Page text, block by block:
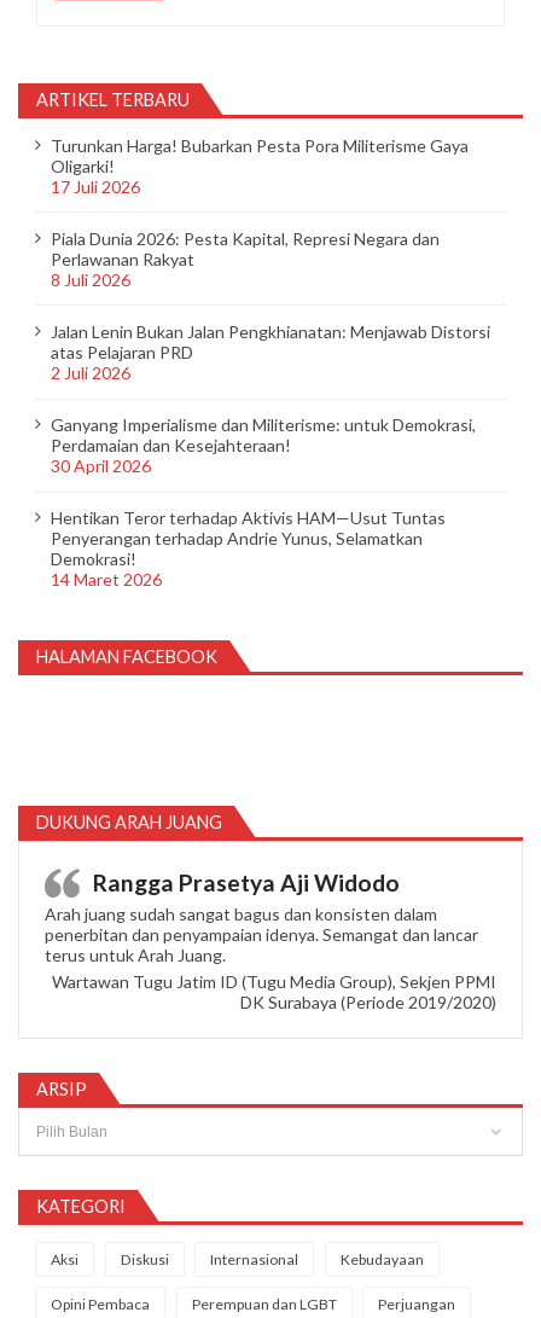
ARTIKEL TERBARU
Turunkan Harga! Bubarkan Pesta Pora Militerisme Gaya
Oligarki!
17 Juli 2026
Piala Dunia 2026: Pesta Kapital, Represi Negara dan
Perlawanan Rakyat
8 Juli 2026
Jalan Lenin Bukan Jalan Pengkhianatan: Menjawab Distorsi
atas Pelajaran PRD
2 Juli 2026
Ganyang Imperialisme dan Militerisme: untuk Demokrasi,
Perdamaian dan Kesejahteraan!
30 April 2026
Hentikan Teror terhadap Aktivis HAM—Usut Tuntas
Penyerangan terhadap Andrie Yunus, Selamatkan
Demokrasi!
14 Maret 2026
HALAMAN FACEBOOK
DUKUNG ARAH JUANG
Rangga Prasetya Aji Widodo
Arah juang sudah sangat bagus dan konsisten dalam
penerbitan dan penyampaian idenya. Semangat dan lancar
terus untuk Arah Juang.
Wartawan Tugu Jatim ID (Tugu Media Group), Sekjen PPMI
DK Surabaya (Periode 2019/2020)
ARSIP
KATEGORI
Aksi Diskusi Internasional Kebudayaan
Opini Pembaca Perempuan dan LGBT Perjuangan